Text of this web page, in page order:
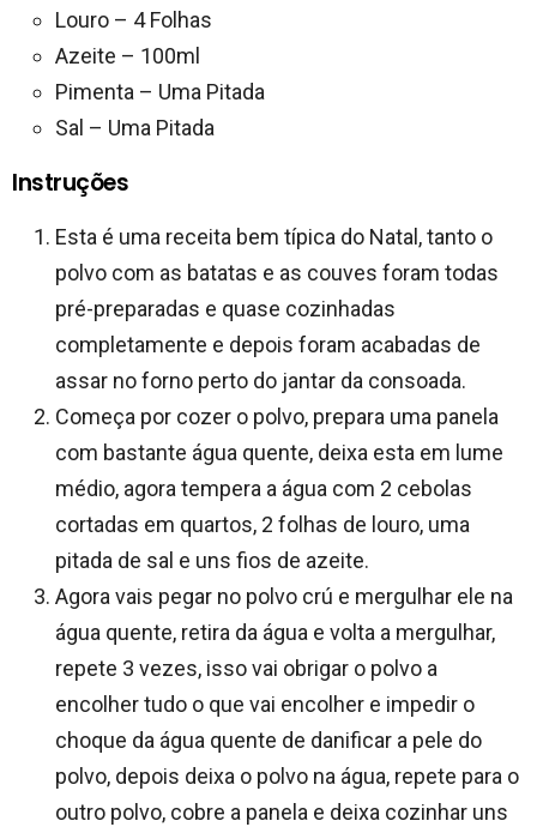
Louro – 4 Folhas
Azeite – 100ml
Pimenta – Uma Pitada
Sal – Uma Pitada
Instruções
Esta é uma receita bem típica do Natal, tanto o
polvo com as batatas e as couves foram todas
pré-preparadas e quase cozinhadas
completamente e depois foram acabadas de
assar no forno perto do jantar da consoada.
Começa por cozer o polvo, prepara uma panela
com bastante água quente, deixa esta em lume
médio, agora tempera a água com 2 cebolas
cortadas em quartos, 2 folhas de louro, uma
pitada de sal e uns fios de azeite.
Agora vais pegar no polvo crú e mergulhar ele na
água quente, retira da água e volta a mergulhar,
repete 3 vezes, isso vai obrigar o polvo a
encolher tudo o que vai encolher e impedir o
choque da água quente de danificar a pele do
polvo, depois deixa o polvo na água, repete para o
outro polvo, cobre a panela e deixa cozinhar uns